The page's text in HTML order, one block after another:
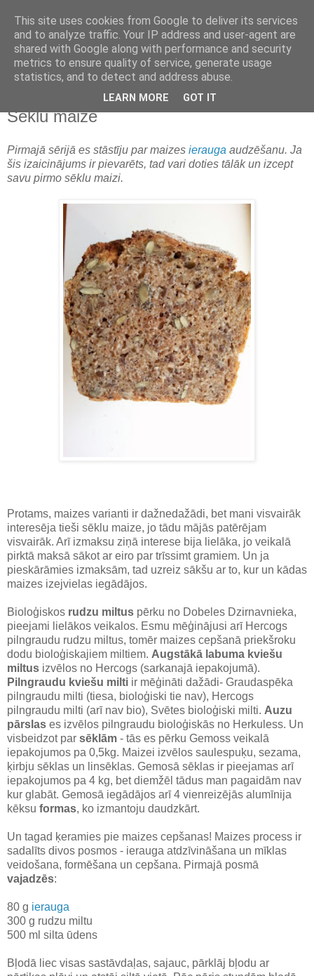
ceturtdiena, 2015. gada 26. novembris
Sēklu maize
Pirmajā sērijā es stāstīju par maizes ierauga audzēšanu. Ja
šis izaicinājums ir pievarēts, tad vari doties tālāk un izcept
savu pirmo sēklu maizi.
Protams, maizes varianti ir dažnedažādi, bet mani visvairāk
interesēja tieši sēklu maize, jo tādu mājās patērējam
visvairāk. Arī izmaksu ziņā interese bija lielāka, jo veikalā
pirktā maksā sākot ar eiro par trīssimt gramiem. Un ja
pieskārāmies izmaksām, tad uzreiz sākšu ar to, kur un kādas
maizes izejvielas iegādājos.
Bioloģiskos rudzu miltus pērku no Dobeles Dzirnavnieka,
pieejami lielākos veikalos. Esmu mēģinājusi arī Hercogs
pilngraudu rudzu miltus, tomēr maizes cepšanā priekšroku
dodu bioloģiskajiem miltiem. Augstākā labuma kviešu
miltus izvēlos no Hercogs (sarkanajā iepakojumā).
Pilngraudu kviešu milti ir mēģināti dažādi- Graudaspēka
pilngraudu milti (tiesa, bioloģiski tie nav), Hercogs
pilngraudu milti (arī nav bio), Svētes bioloģiski milti. Auzu
pārslas es izvēlos pilngraudu bioloģiskās no Herkuless. Un
visbeidzot par sēklām - tās es pērku Gemoss veikalā
iepakojumos pa 0,5kg. Maizei izvēlos saulespuķu, sezama,
ķirbju sēklas un linsēklas. Gemosā sēklas ir pieejamas arī
iepakojumos pa 4 kg, bet diemžēl tādus man pagaidām nav
kur glabāt. Gemosā iegādājos arī 4 vienreizējās alumīnija
kēksu formas, ko izmantoju daudzkārt.
Un tagad ķeramies pie maizes cepšanas! Maizes process ir
sadalīts divos posmos - ierauga atdzīvināšana un mīklas
veidošana, formēšana un cepšana. Pirmajā posmā
vajadzēs:
80 g ierauga
300 g rudzu miltu
500 ml silta ūdens
Bļodā liec visas sastāvdaļas, sajauc, pārklāj bļodu ar
This site uses cookies from Google to deliver its services
and to analyze traffic. Your IP address and user-agent are
shared with Google along with performance and security
metrics to ensure quality of service, generate usage
statistics, and to detect and address abuse.
LEARN MORE GOT IT